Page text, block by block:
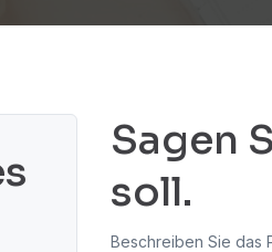
Sagen
soll.
Beschreiben Sie das